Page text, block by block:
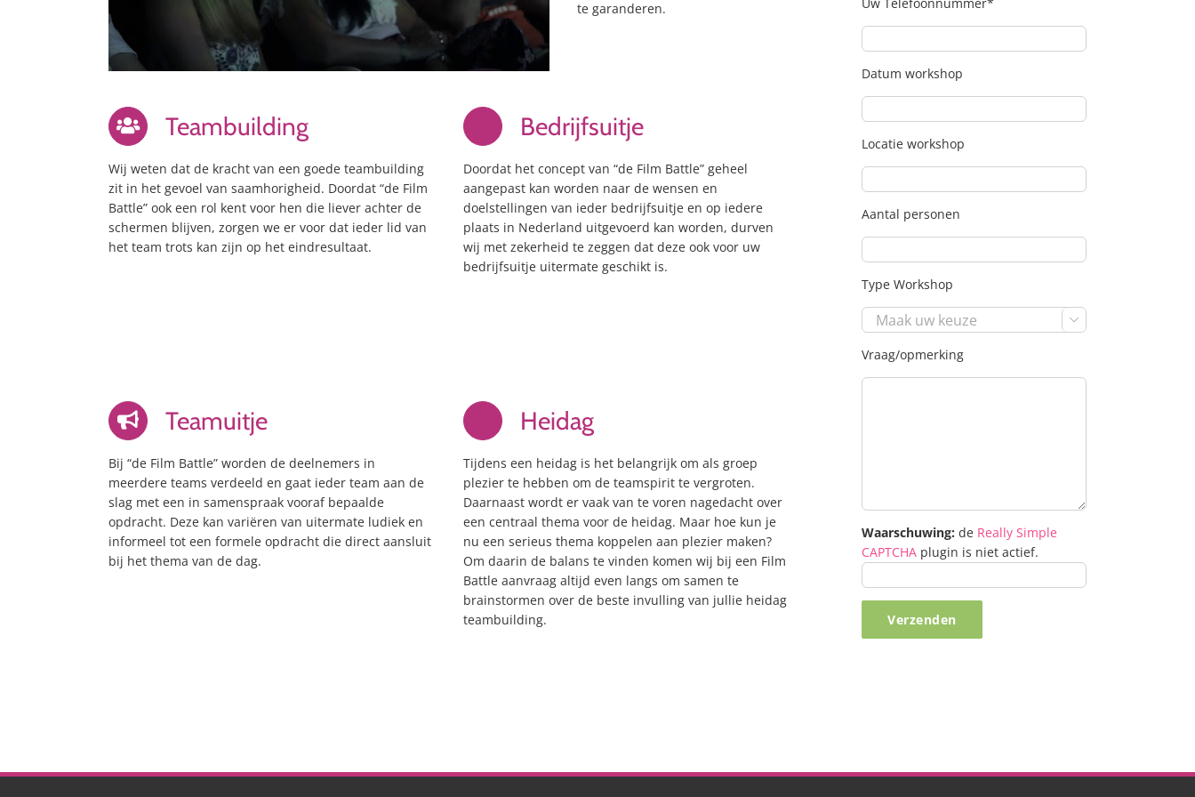
te garanderen.
Teambuilding
Wij weten dat de kracht van een goede teambuilding
zit in het gevoel van saamhorigheid. Doordat “de Film
Battle” ook een rol kent voor hen die liever achter de
schermen blijven, zorgen we er voor dat ieder lid van
het team trots kan zijn op het eindresultaat.
Bedrijfsuitje
Doordat het concept van “de Film Battle” geheel
aangepast kan worden naar de wensen en
doelstellingen van ieder bedrijfsuitje en op iedere
plaats in Nederland uitgevoerd kan worden, durven
wij met zekerheid te zeggen dat deze ook voor uw
bedrijfsuitje uitermate geschikt is.
Teamuitje
Bij “de Film Battle” worden de deelnemers in
meerdere teams verdeeld en gaat ieder team aan de
slag met een in samenspraak vooraf bepaalde
opdracht. Deze kan variëren van uitermate ludiek en
informeel tot een formele opdracht die direct aansluit
bij het thema van de dag.
Heidag
Tijdens een heidag is het belangrijk om als groep
plezier te hebben om de teamspirit te vergroten.
Daarnaast wordt er vaak van te voren nagedacht over
een centraal thema voor de heidag. Maar hoe kun je
nu een serieus thema koppelen aan plezier maken?
Om daarin de balans te vinden komen wij bij een Film
Battle aanvraag altijd even langs om samen te
brainstormen over de beste invulling van jullie heidag
teambuilding.
Datum workshop
Locatie workshop
Aantal personen
Type Workshop

Vraag/opmerking
Waarschuwing: de Really Simple
CAPTCHA plugin is niet actief.